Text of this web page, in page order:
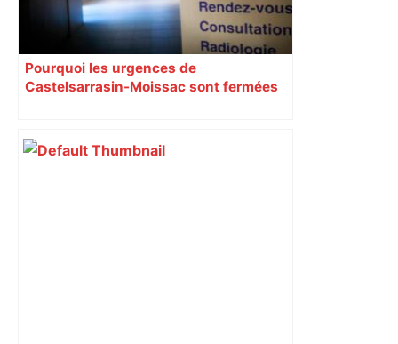
Pourquoi les urgences de
Castelsarrasin-Moissac sont fermées